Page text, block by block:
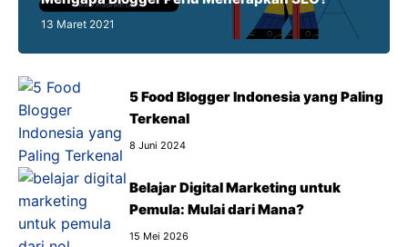
13 Maret 2021
5 Food Blogger Indonesia yang Paling
Terkenal
8 Juni 2024
Belajar Digital Marketing untuk
Pemula: Mulai dari Mana?
15 Mei 2026